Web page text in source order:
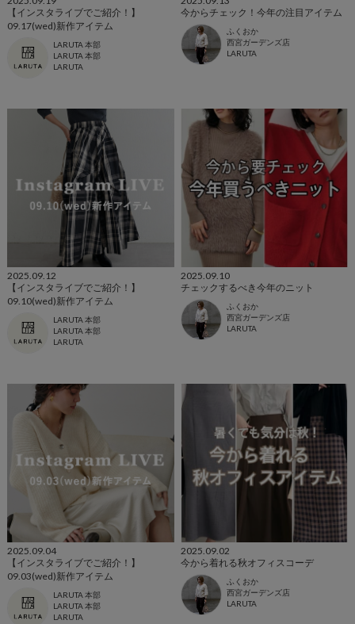
【インスタライブでご紹介！】
09.17(wed)新作アイテム
LARUTA 本部
LARUTA 本部
LARUTA
今からチェック！今年の注目アイテム
ふくおか
西宮ガーデンズ店
LARUTA
2025.09.12
【インスタライブでご紹介！】
09.10(wed)新作アイテム
LARUTA 本部
LARUTA 本部
LARUTA
2025.09.10
チェックするべき今年のニット
ふくおか
西宮ガーデンズ店
LARUTA
2025.09.04
【インスタライブでご紹介！】
09.03(wed)新作アイテム
LARUTA 本部
LARUTA 本部
LARUTA
2025.09.02
今から着れる秋オフィスコーデ
ふくおか
西宮ガーデンズ店
LARUTA